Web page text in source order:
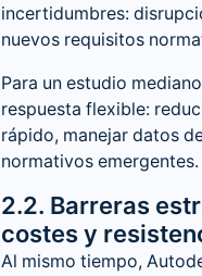
incertidumbres:
nuevos requisitos
Para un estudio
respuesta flexible:
rápido, manejar datos
normativos emergentes.
2.2. Barreras
costes y
Al mismo tiempo,